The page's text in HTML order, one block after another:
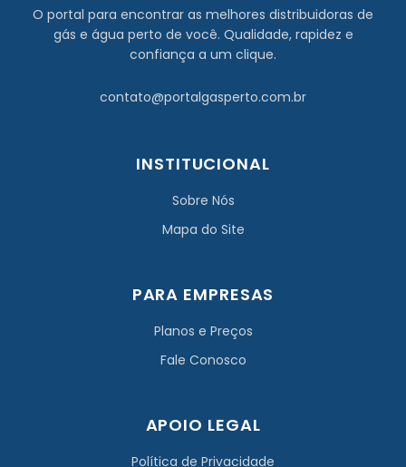
O portal para encontrar as melhores distribuidoras de
gás e água perto de você. Qualidade, rapidez e
confiança a um clique.
contato@portalgasperto.com.br
INSTITUCIONAL
Sobre Nós
Mapa do Site
PARA EMPRESAS
Planos e Preços
Fale Conosco
APOIO LEGAL
Política de Privacidade